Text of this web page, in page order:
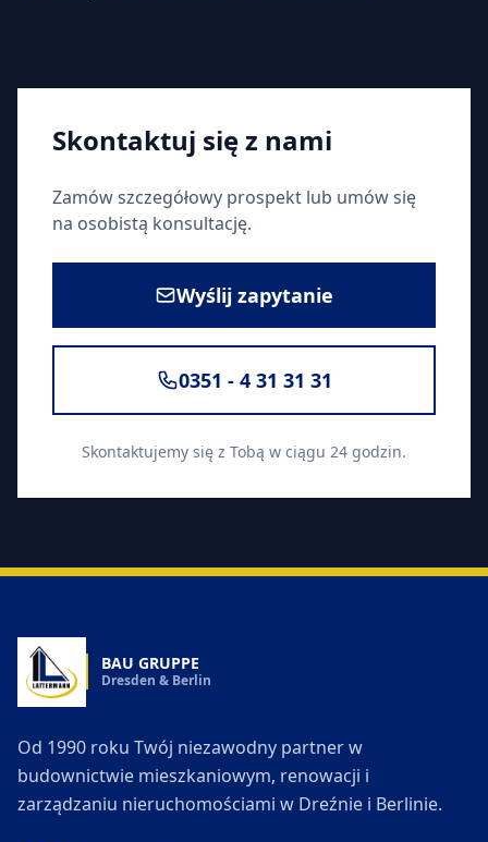
Skontaktuj się z nami
Zamów szczegółowy prospekt lub umów się
na osobistą konsultację.
Wyślij zapytanie
0351 - 4 31 31 31
Skontaktujemy się z Tobą w ciągu 24 godzin.
BAU GRUPPE
Dresden & Berlin
Od 1990 roku Twój niezawodny partner w
budownictwie mieszkaniowym, renowacji i
zarządzaniu nieruchomościami w Dreźnie i Berlinie.